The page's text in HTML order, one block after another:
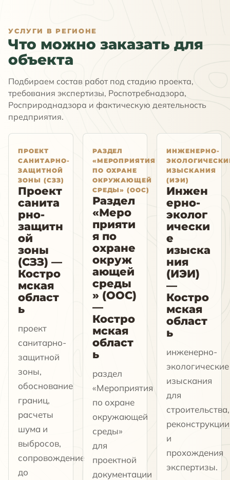
УСЛУГИ В РЕГИОНЕ
Что можно заказать для
объекта
Подбираем состав работ под стадию проекта,
требования экспертизы, Роспотребнадзора,
Росприроднадзора и фактическую деятельность
предприятия.
ПРОЕКТ
САНИТАРНО-
ЗАЩИТНОЙ
ЗОНЫ (СЗЗ)
Проект
санита
рно-
защитн
ой
зоны
(СЗЗ) —
Костро
мская
област
ь
проект
санитарно-
защитной
зоны,
обоснование
границ,
расчеты
шума и
выбросов,
сопровождение
до
РАЗДЕЛ
«МЕРОПРИЯТИЯ
ПО ОХРАНЕ
ОКРУЖАЮЩЕЙ
СРЕДЫ» (ООС)
Раздел
«Меро
прияти
я по
охране
окруж
ающей
среды
» (ООС)
—
Костро
мская
област
ь
раздел
«Мероприятия
по охране
окружающей
среды»
для
проектной
документации
ИНЖЕНЕРНО-
ИЗЫСКАНИЯ
(ИЭИ)
Инжен
ерно-
эколог
ически
е
изыска
ния
(ИЭИ)
—
Костро
мская
област
ь
инженерно-
экологические
изыскания
для
строительства,
реконструкции
и
прохождения
экспертизы.